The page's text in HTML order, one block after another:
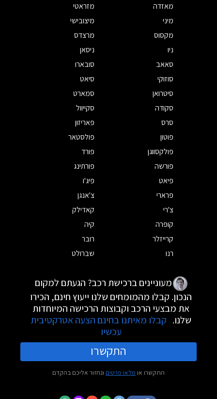
מאזדה
מזראטי
מיני
מיצובישי
מקסוס
מרצדס
ניו
ניסאן
סאאב
סובארו
סוזוקי
סיאט
סיטרואן
סמארט
סקודה
סקייוול
סרס
פאריזון
פוטון
פולסטאר
פולקסווגן
פורד
פורשה
פורתינג
פיאט
פיג'ו
פרארי
צ'אנגן
צ'רי
קאדילק
קופרה
קיה
קרייזלר
רובר
רנו
שברולט
מעוניינים ברכישת רכב? הגעתם למקום
הנכון. קבלו מהמומחים שלנו ייעוץ חינם, הכירו
את מבצעי הרכב וקבוצות הרכישה המיוחדות
שלנו. קבלו מאיתנו בחינם הצעה אטרקטיבית
עכשיו
התקשרו
התקשרו או מלאו פרטים ונחזור אליכם בהקדם